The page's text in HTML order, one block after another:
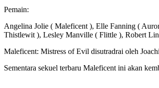
Pemain:
Angelina Jolie ( Maleficent ), Elle Fanning (
Thistlewit ), Lesley Manville ( Flittle ), Robert
Maleficent: Mistress of Evil disutradrai oleh
Sementara sekuel terbaru Maleficent ini akan